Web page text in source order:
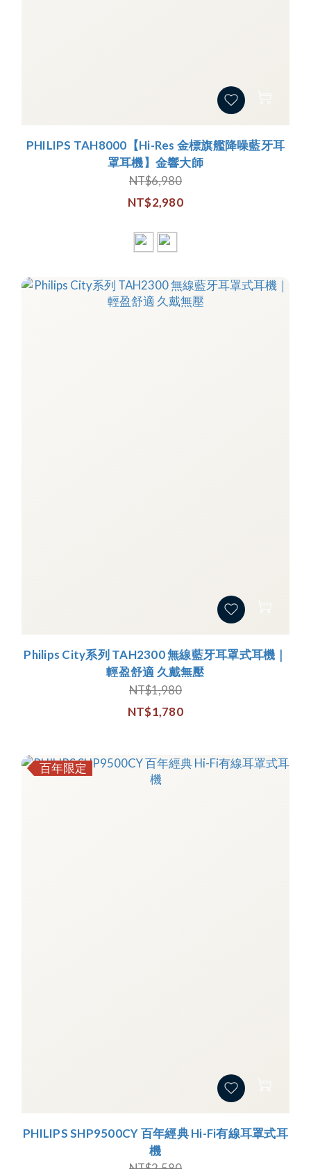
PHILIPS TAH8000【Hi-Res 金標旗艦降噪藍牙耳
罩耳機】金響大師
NT$6,980
NT$2,980
Philips City系列 TAH2300 無線藍牙耳罩式耳機｜
輕盈舒適 久戴無壓
NT$1,980
NT$1,780
百年限定
PHILIPS SHP9500CY 百年經典 Hi-Fi有線耳罩式耳
機